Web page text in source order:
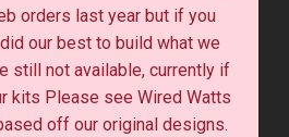
orders last year but if you
our best to build what we
still not available, currently if
kits Please see Wired Watts
off our original designs.